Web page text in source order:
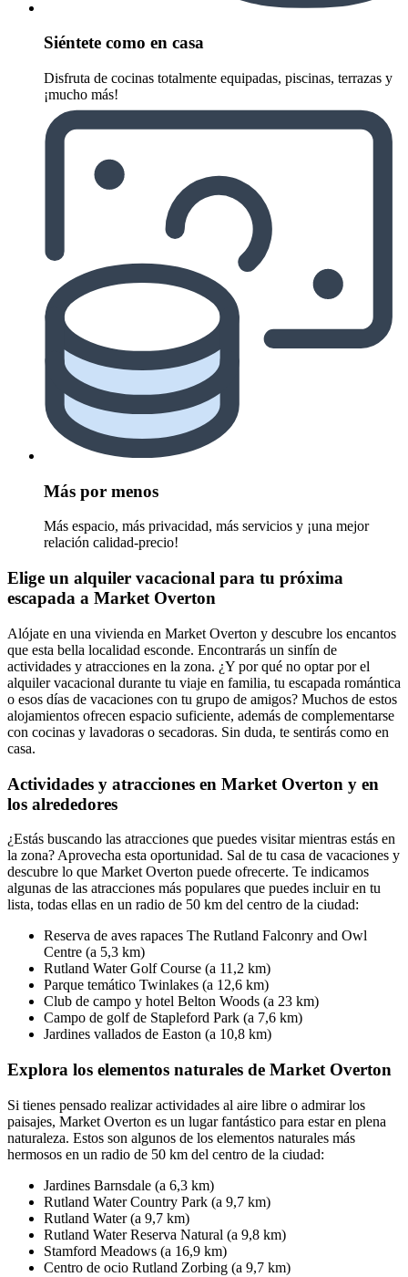
Siéntete como en casa
Disfruta de cocinas totalmente equipadas, piscinas, terrazas y
¡mucho más!
Más por menos
Más espacio, más privacidad, más servicios y ¡una mejor
relación calidad-precio!
Elige un alquiler vacacional para tu próxima
escapada a Market Overton
Alójate en una vivienda en Market Overton y descubre los encantos
que esta bella localidad esconde. Encontrarás un sinfín de
actividades y atracciones en la zona. ¿Y por qué no optar por el
alquiler vacacional durante tu viaje en familia, tu escapada romántica
o esos días de vacaciones con tu grupo de amigos? Muchos de estos
alojamientos ofrecen espacio suficiente, además de complementarse
con cocinas y lavadoras o secadoras. Sin duda, te sentirás como en
casa.
Actividades y atracciones en Market Overton y en
los alrededores
¿Estás buscando las atracciones que puedes visitar mientras estás en
la zona? Aprovecha esta oportunidad. Sal de tu casa de vacaciones y
descubre lo que Market Overton puede ofrecerte. Te indicamos
algunas de las atracciones más populares que puedes incluir en tu
lista, todas ellas en un radio de 50 km del centro de la ciudad:
Reserva de aves rapaces The Rutland Falconry and Owl
Centre (a 5,3 km)
Rutland Water Golf Course (a 11,2 km)
Parque temático Twinlakes (a 12,6 km)
Club de campo y hotel Belton Woods (a 23 km)
Campo de golf de Stapleford Park (a 7,6 km)
Jardines vallados de Easton (a 10,8 km)
Explora los elementos naturales de Market Overton
Si tienes pensado realizar actividades al aire libre o admirar los
paisajes, Market Overton es un lugar fantástico para estar en plena
naturaleza. Estos son algunos de los elementos naturales más
hermosos en un radio de 50 km del centro de la ciudad:
Jardines Barnsdale (a 6,3 km)
Rutland Water Country Park (a 9,7 km)
Rutland Water (a 9,7 km)
Rutland Water Reserva Natural (a 9,8 km)
Stamford Meadows (a 16,9 km)
Centro de ocio Rutland Zorbing (a 9,7 km)